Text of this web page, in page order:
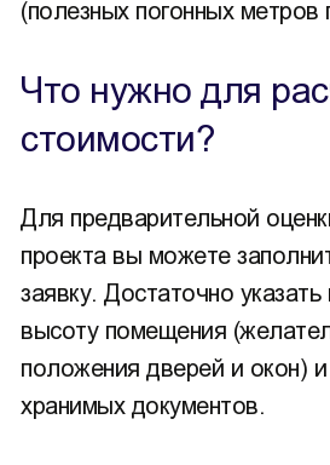
(полезных погонных метров
Что нужно для
стоимости?
Для предварительной
проекта вы можете
заявку. Достаточно
высоту помещения
положения дверей и окон)
хранимых документов.